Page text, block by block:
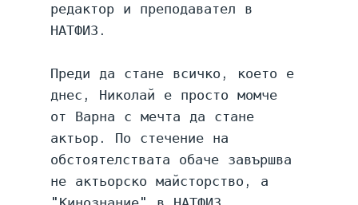
редактор и преподавател в
НАТФИЗ.
Преди да стане всичко, което е
днес, Николай е просто момче
от Варна с мечта да стане
актьор. По стечение на
обстоятелствата обаче завършва
не актьорско майсторство, а